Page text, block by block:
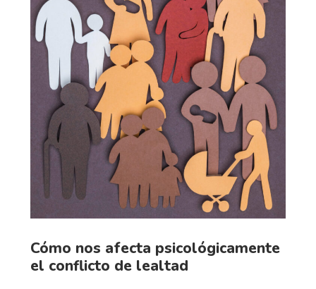
Cómo nos afecta psicológicamente
el conflicto de lealtad